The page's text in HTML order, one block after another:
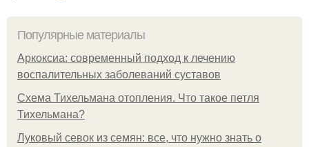
Популярные материалы
Аркоксиа: современный подход к лечению
воспалительных заболеваний суставов
Схема Тихельмана отопления. Что такое петля
Тихельмана?
Луковый севок из семян: все, что нужно знать о